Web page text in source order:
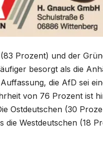
Prozent) und der
besorgt als die
die AfD sei
von 76 Prozent ist
Ostdeutschen (30
die Westdeutschen (18